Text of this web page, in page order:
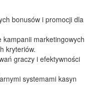
bonusów i promocji dla
marketingowych
kryteriów.
graczy i efektywności
systemami kasyn